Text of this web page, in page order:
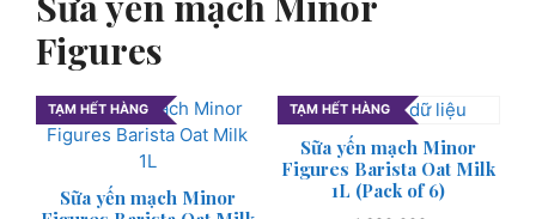
Figures
TẠM HẾT HÀNG
Sữa yến mạch Minor
TẠM HẾT HÀNG
Sữa yến mạch Minor
Figures Barista Oat Milk
1L (Pack of 6)